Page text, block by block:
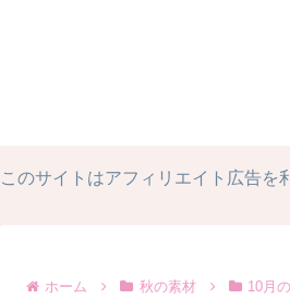
このサイトはアフィリエイト広告を
ホーム 秋の素材 10月